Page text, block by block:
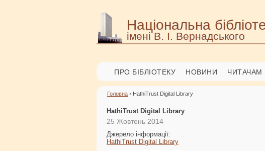
Національна
імені В. І. Вернадського
ПРО БІБЛІОТЕКУ НОВИНИ ЧИТАЧАМ
Головна › HathiTrust Digital Library
HathiTrust Digital Library
25 Жовтень 2014
Джерело інформації:
HathiTrust Digital Library